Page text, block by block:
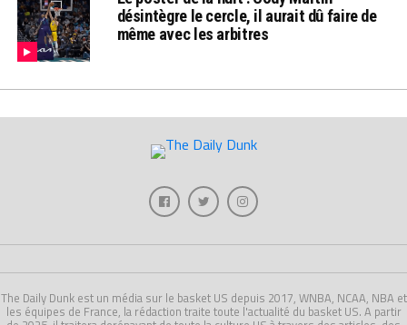
désintègre le cercle, il aurait dû faire de
même avec les arbitres
The Daily Dunk est un média sur le basket US depuis 2017, WNBA, NCAA, NBA et
les équipes de France, la rédaction traite toute l'actualité du basket US. A partir